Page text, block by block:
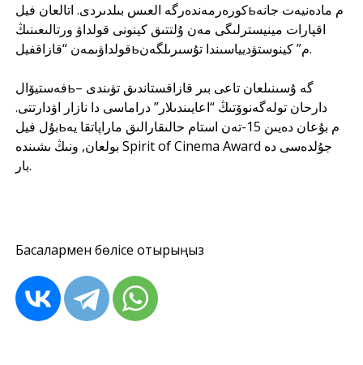
كورەرمەندەرگە العىس بىلدىردى. اتالعان فيلьم مادەنيەت جانە
اقپارات مينيسترلىگى مەن ۇلتتىق كينونى قولداۋ ورتالىعىنىڭ
قولداۋىمەن “قازاقفيلьم” كينوستۋديياسىندا تۇسىرىلگەن.
فەستيۆالьگە ۇسىنىلعان تاعى بىر قازاقستاندىق تۋىندى –
دارحان تولەگەنوۆتىڭ “اعايىندىلار” دراماسى دا نازار اۋدارتتى.
بۇل فيلьم بۇعان دەيىن 15-تەن استام حالىقارالىق ماراپاتقا يە
بولعان, ونىڭ ىشىندە Spirit of Cinema Award جۇلدەسى دە
بار.
Басқалармен бөлісе отырыңыз